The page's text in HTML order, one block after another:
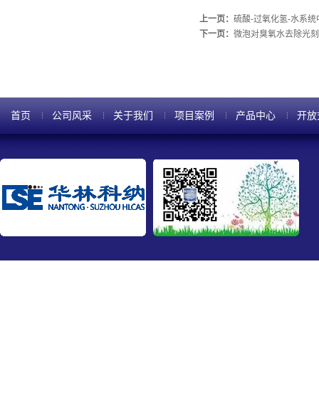
上一页： 硫酸-过氧化氢-水系
下一页： 微泡对臭氧水去除光
首页 公司风采 关于我们 项目案例 产品中心 开放